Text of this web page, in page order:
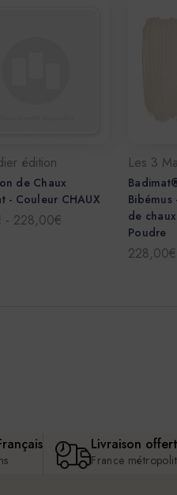
édition
de Chaux
- Couleur CHAUX
- 228,00€
Les 3
de
Poudre
228,00€
Livraison
France